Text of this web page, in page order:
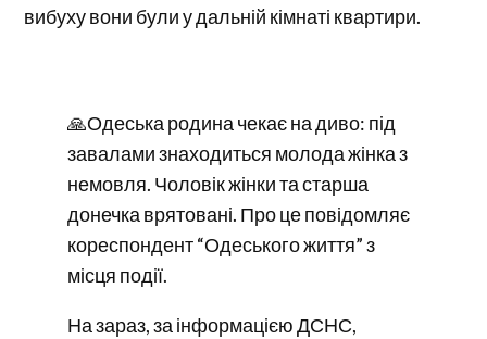
вибуху вони були у дальній кімнаті квартири.
🙏Одеська родина чекає на диво: під
завалами знаходиться молода жінка з
немовля. Чоловік жінки та старша
донечка врятовані. Про це повідомляє
кореспондент “Одеського життя” з
місця події.
На зараз, за інформацією ДСНС,